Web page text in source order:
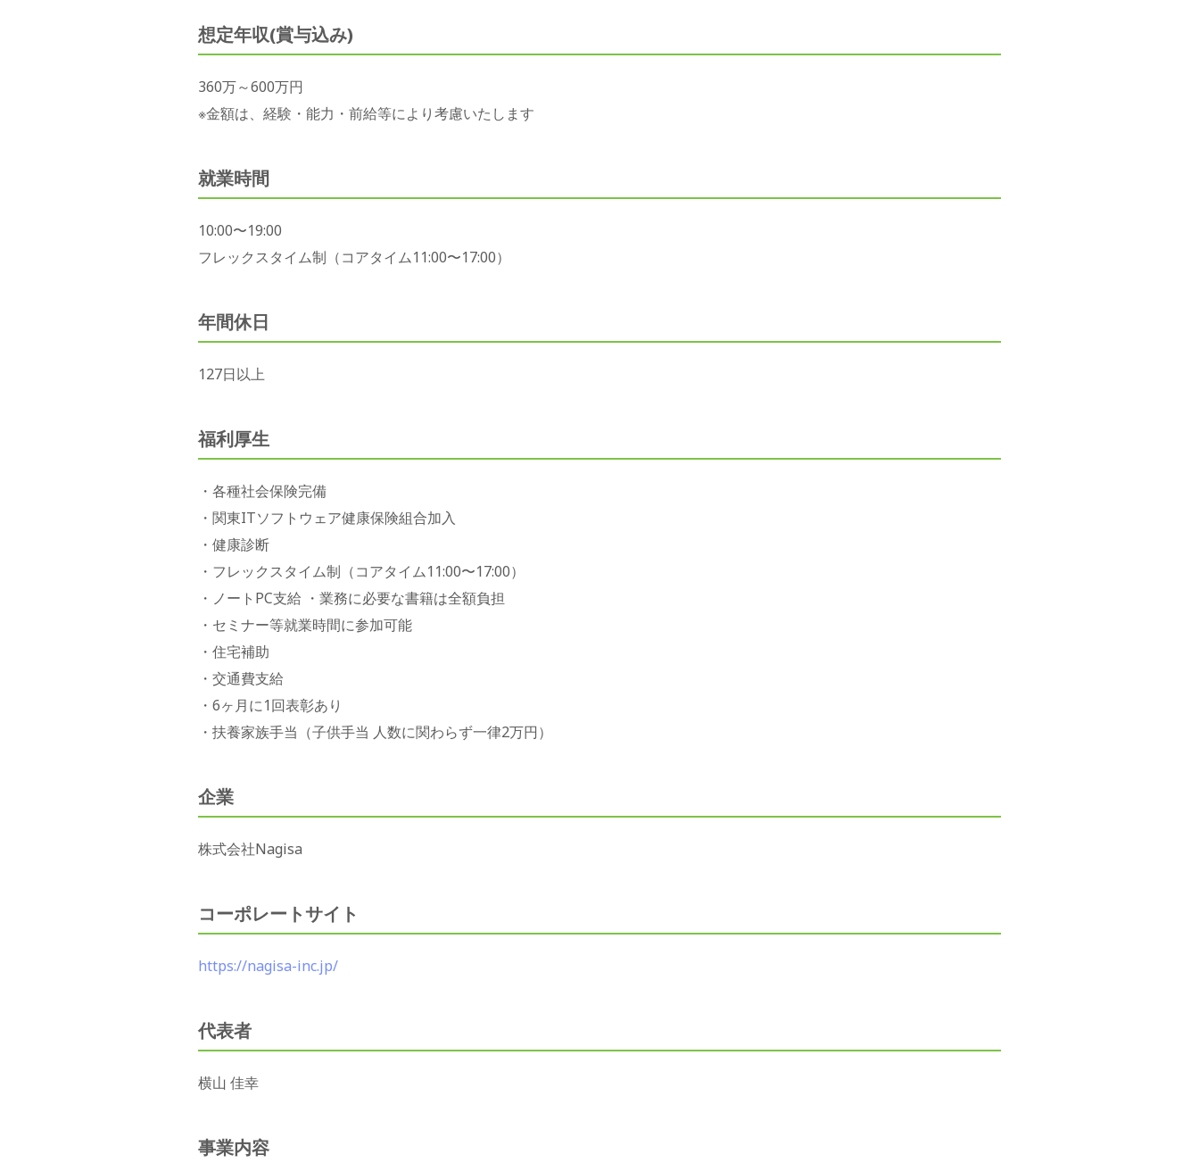
想定年収(賞与込み)
360万～600万円
※金額は、経験・能力・前給等により考慮いたします
就業時間
10:00〜19:00
フレックスタイム制（コアタイム11:00〜17:00）
年間休日
127日以上
福利厚生
・各種社会保険完備
・関東ITソフトウェア健康保険組合加入
・健康診断
・フレックスタイム制（コアタイム11:00〜17:00）
・ノートPC支給 ・業務に必要な書籍は全額負担
・セミナー等就業時間に参加可能
・住宅補助
・交通費支給
・6ヶ月に1回表彰あり
・扶養家族手当（子供手当 人数に関わらず一律2万円）
企業
株式会社Nagisa
コーポレートサイト
https://nagisa-inc.jp/
代表者
横山 佳幸
事業内容